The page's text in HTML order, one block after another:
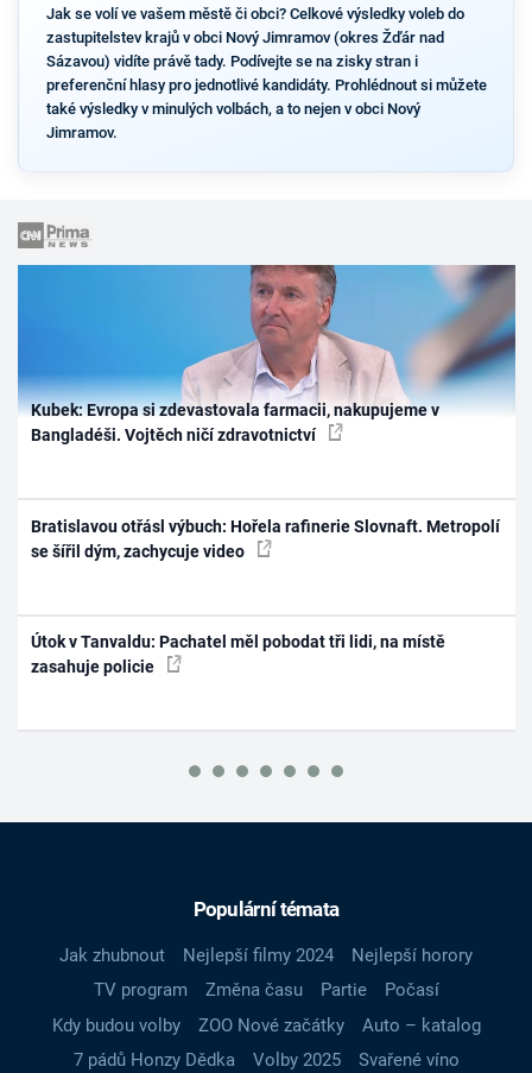
Jak se volí ve vašem městě či obci? Celkové výsledky voleb do
zastupitelstev krajů v obci Nový Jimramov (okres Žďár nad
Sázavou) vidíte právě tady. Podívejte se na zisky stran i
preferenční hlasy pro jednotlivé kandidáty. Prohlédnout si můžete
také výsledky v minulých volbách, a to nejen v obci Nový
Jimramov.
Kubek: Evropa si zdevastovala farmacii, nakupujeme v
Bangladéši. Vojtěch ničí zdravotnictví
Bratislavou otřásl výbuch: Hořela rafinerie Slovnaft. Metropolí
se šířil dým, zachycuje video
Útok v Tanvaldu: Pachatel měl pobodat tři lidi, na místě
zasahuje policie
Populární témata
Jak zhubnout Nejlepší filmy 2024
Nejlepší horory
TV program
Změna času Partie
Počasí
Kdy budou volby
ZOO Nové začátky
Auto – katalog
7 pádů Honzy Dědka
Volby 2025
Svařené víno